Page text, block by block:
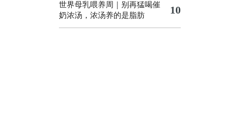
世界母乳喂养周｜别再猛喝催
奶浓汤，浓汤养的是脂肪
10